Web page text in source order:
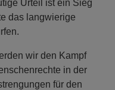
Urteil ist ein Sieg
das langwierige
wir den Kampf
in der
für den